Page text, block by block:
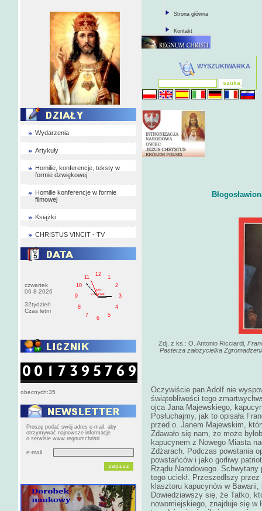
Wydarzenia
Artykuły
Homilie, konferencje, teksty w
formie dzwiękowej
Homilie konferencje w formie
filmowej
Książki
CHRISTUS VINCIT - TV
czwartek
06-8-2026
32tydzień
Czas letni
1
2
3
4
5
6
7
8
9
10
11
12
AM
czwartek
obecnych:35
Proszę podać swój adres e-mail, aby
otrzymywać najnowsze informacje
o serwisie www.regnumchristi
e-mail
Strona główna
Kontakt
WYSZUKIWARKA
Zdj. z ks.: O. Antonio Ricciardi,
Pasterza założycielka
Oczywiście pan Adolf nie
świątobliwości tego
ojca Jana Majewskiego,
Posłuchajmy, jak to opisała
przed o. Janem Majewskim,
Zdawało się nam, że może
kapucynem z Nowego Miasta
Żdżarach. Podczas powstania
powstańców i jako gorliwy
Rządu Narodowego.
tego uciekł. Przeszedłszy
klasztoru kapucynów w Bawarii,
Dowiedziawszy się, że Tatko,
nowomiejskiego, znajduje się w